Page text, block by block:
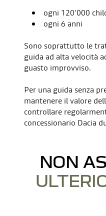
ogni 120'000
ogni 6 anni
Sono soprattutto le
guida ad alta velocità
guasto improvviso.
Per una guida senza
mantenere il valore
controllare
concessionario Dacia
NON